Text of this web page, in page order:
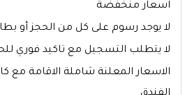
اسعار منخفضة
لا يوجد رسوم على كل من الحجز أو
لا يتطلب التسجيل مع تاكيد فوري
الاسعار المعلنة شاملة الاقامة مع